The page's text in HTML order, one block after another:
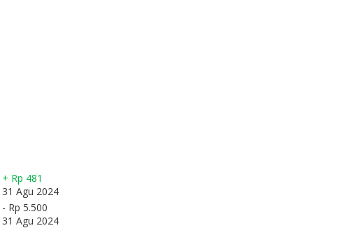
+ Rp 481
31 Agu 2024
- Rp 5.500
31 Agu 2024